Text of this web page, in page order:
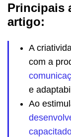
Principais
artigo:
A
com a
e
Ao